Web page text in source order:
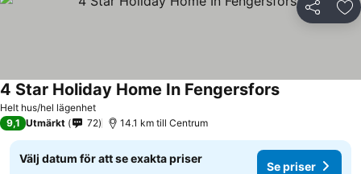
Dela
Helt hus/hel lägenhet
4 Star Holiday Home In Fengersfors
9,1 Utmärkt 72 14.1 km till Centrum
Välj datum för att se exakta priser
Se priser